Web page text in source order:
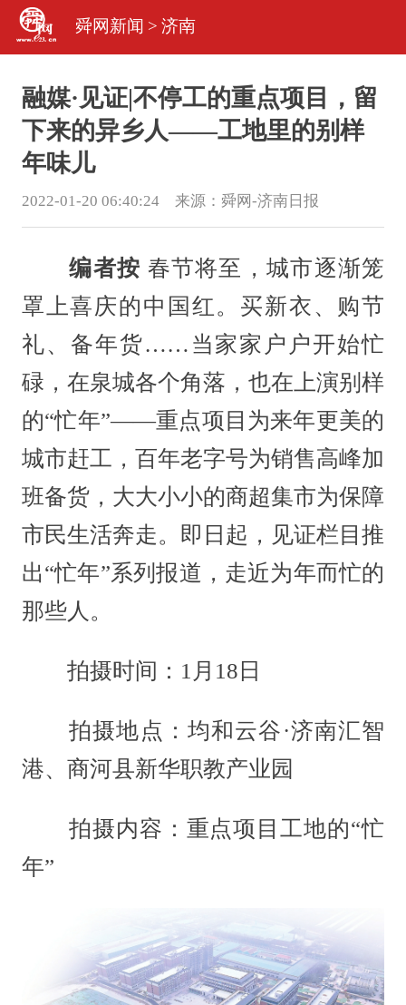
舜网新闻 > 济南
融媒·见证|不停工的重点项目，留
下来的异乡人——工地里的别样
年味儿
2022-01-20 06:40:24 来源： 舜网-济南日报
编者按 春节将至，城市逐渐笼
罩上喜庆的中国红。买新衣、购节
礼、备年货……当家家户户开始忙
碌，在泉城各个角落，也在上演别样
的“忙年”——重点项目为来年更美的
城市赶工，百年老字号为销售高峰加
班备货，大大小小的商超集市为保障
市民生活奔走。即日起，见证栏目推
出“忙年”系列报道，走近为年而忙的
那些人。
拍摄时间：1月18日
拍摄地点：均和云谷·济南汇智
港、商河县新华职教产业园
拍摄内容：重点项目工地的“忙
年”